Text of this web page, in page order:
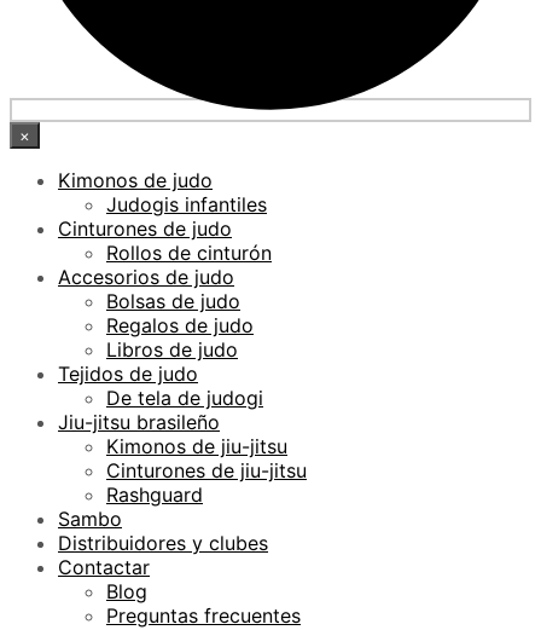
×
Kimonos de judo
Judogis infantiles
Cinturones de judo
Rollos de cinturón
Accesorios de judo
Bolsas de judo
Regalos de judo
Libros de judo
Tejidos de judo
De tela de judogi
Jiu-jitsu brasileño
Kimonos de jiu-jitsu
Cinturones de jiu-jitsu
Rashguard
Sambo
Distribuidores y clubes
Contactar
Blog
Preguntas frecuentes